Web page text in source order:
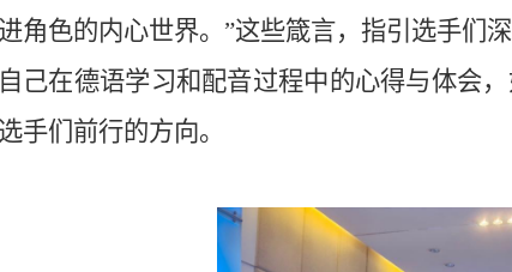
角色的内心世界。”这些箴言，指引选手们
己在德语学习和配音过程中的心得与体会
手们前行的方向。